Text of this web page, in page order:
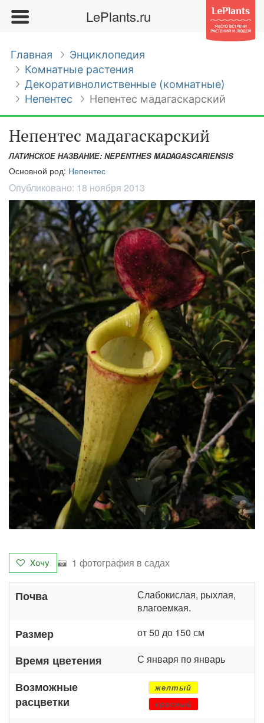
LePlants.ru
Главная
Энциклопедия
Комнатные растения
Декоративнолиственные (комнатные)
Непентес
Непентес мадагаскарский
Непентес мадагаскарский
ЛАТИНСКОЕ НАЗВАНИЕ: NEPENTHES MADAGASCARIENSIS
Основной род: Непентес
Опубликовано: 18 ноября 2013
Хочу 1 фотография в садах
Почва
Слабокислая, рыхлая,
влагоемкая.
Размер от 50 до 150 см
Время цветения С января по январь
Возможные
расцветки
желтый
красный